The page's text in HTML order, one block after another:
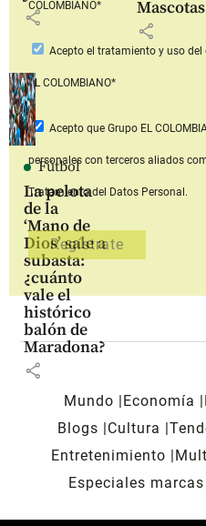
share
Mascotas
share
Fútbol
La pelota
de la
‘Mano de
Dios’ sale a
subasta:
¿cuánto
vale el
histórico
balón de
Maradona?
share
COLOMBIANO*
Acepto el tratamiento y uso del
EL COLOMBIANO*
Acepto que Grupo EL
personales con terceros aliados
Tratamiento del Datos Personal.
Mundo Economía
Blogs
Cultura
Entretenimiento
Especiales